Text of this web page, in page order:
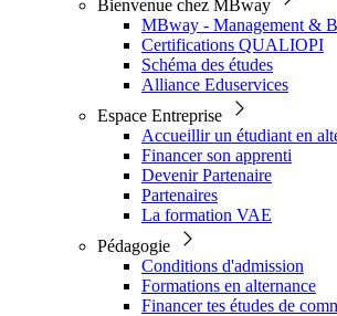
Bienvenue chez MBway
MBway - Management &
Certifications QUALIOPI
Schéma des études
Alliance Eduservices
Espace Entreprise
Accueillir un étudiant en
Financer son apprenti
Devenir Partenaire
Partenaires
La formation VAE
Pédagogie
Conditions d'admission
Formations en alternance
Financer tes études de